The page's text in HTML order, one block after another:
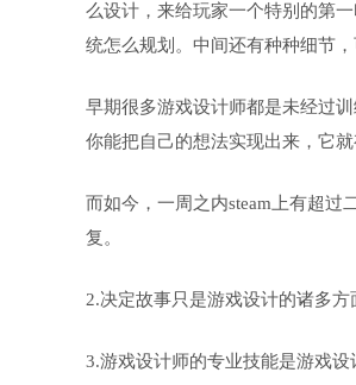
么设计，来给玩家一个特别的第
统怎么规划。中间还有种种细节
早期很多游戏设计师都是未经过
你能把自己的想法实现出来，它就
而如今，一周之内steam上有超
复。
2.决定故事只是游戏设计的诸多方
3.游戏设计师的专业技能是游戏设